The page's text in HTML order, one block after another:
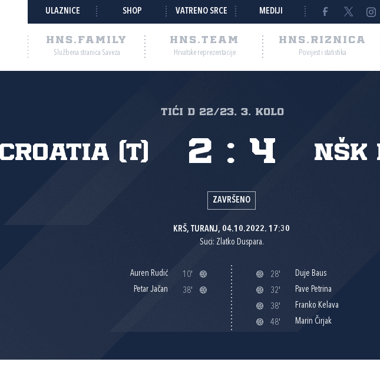
ULAZNICE SHOP VATRENO SRCE MEDIJI
HNS.FAMILY
Službena stranica Saveza
HNS.TEAM
Hrvatske reprezentacije
HNS.RIZNICA
Povijest i statistika
TIĆI D 22/23, 3. kolo
(T) 2 : 4
ZAVRŠENO
KRŠ, TURANJ, 04.10.2022. 17:30
Suci: Zlatko Duspara.
Auren Rudić
10'
Petar Jačan
38'
28'
Duje Baus
32'
Pave Petrina
38'
Franko Kelava
48'
Marin Čirjak